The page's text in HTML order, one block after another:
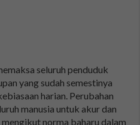
seluruh penduduk
yang sudah semestinya
harian. Perubahan
manusia untuk akur dan
norma baharu dalam